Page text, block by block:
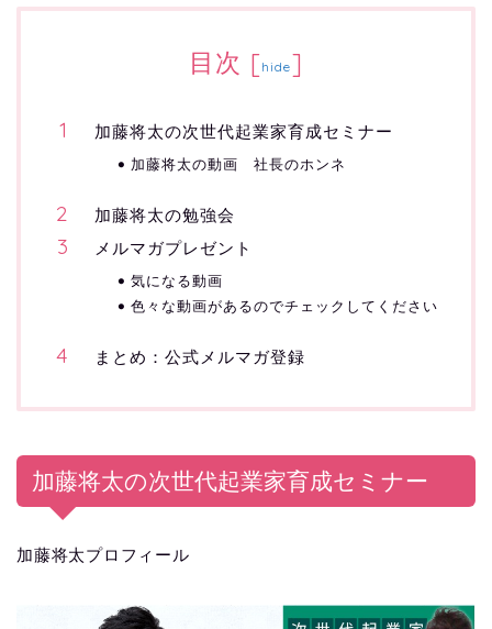
目次 [hide]
加藤将太の次世代起業家育成セミナー
加藤将太の動画 社長のホンネ
加藤将太の勉強会
メルマガプレゼント
気になる動画
色々な動画があるのでチェックしてください
まとめ：公式メルマガ登録
加藤将太の次世代起業家育成セミナー
加藤将太プロフィール